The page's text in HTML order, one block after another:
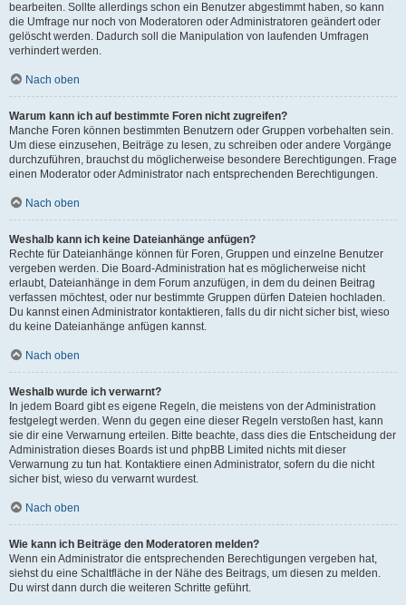
bearbeiten. Sollte allerdings schon ein Benutzer abgestimmt haben, so kann
die Umfrage nur noch von Moderatoren oder Administratoren geändert oder
gelöscht werden. Dadurch soll die Manipulation von laufenden Umfragen
verhindert werden.
Nach oben
Warum kann ich auf bestimmte Foren nicht zugreifen?
Manche Foren können bestimmten Benutzern oder Gruppen vorbehalten sein.
Um diese einzusehen, Beiträge zu lesen, zu schreiben oder andere Vorgänge
durchzuführen, brauchst du möglicherweise besondere Berechtigungen. Frage
einen Moderator oder Administrator nach entsprechenden Berechtigungen.
Nach oben
Weshalb kann ich keine Dateianhänge anfügen?
Rechte für Dateianhänge können für Foren, Gruppen und einzelne Benutzer
vergeben werden. Die Board-Administration hat es möglicherweise nicht
erlaubt, Dateianhänge in dem Forum anzufügen, in dem du deinen Beitrag
verfassen möchtest, oder nur bestimmte Gruppen dürfen Dateien hochladen.
Du kannst einen Administrator kontaktieren, falls du dir nicht sicher bist, wieso
du keine Dateianhänge anfügen kannst.
Nach oben
Weshalb wurde ich verwarnt?
In jedem Board gibt es eigene Regeln, die meistens von der Administration
festgelegt werden. Wenn du gegen eine dieser Regeln verstoßen hast, kann
sie dir eine Verwarnung erteilen. Bitte beachte, dass dies die Entscheidung der
Administration dieses Boards ist und phpBB Limited nichts mit dieser
Verwarnung zu tun hat. Kontaktiere einen Administrator, sofern du die nicht
sicher bist, wieso du verwarnt wurdest.
Nach oben
Wie kann ich Beiträge den Moderatoren melden?
Wenn ein Administrator die entsprechenden Berechtigungen vergeben hat,
siehst du eine Schaltfläche in der Nähe des Beitrags, um diesen zu melden.
Du wirst dann durch die weiteren Schritte geführt.